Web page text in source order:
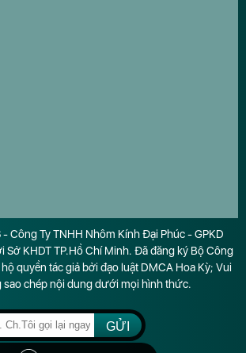
Công Ty TNHH Nhôm Kính Đại Phúc - GPKD
Sở KHDT TP.Hồ Chí Minh. Đã đăng ký Bộ Công
quyền tác giả bởi đạo luật DMCA Hoa Kỳ; Vui
sao chép nội dung dưới mọi hình thức.
GỬI